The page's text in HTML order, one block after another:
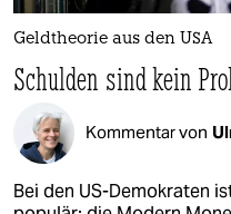
Geldtheorie aus den USA
Schulden sind kein
Kommentar von
Bei den US-Demokraten